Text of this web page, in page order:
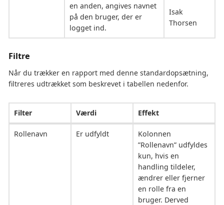
en anden, angives navnet
på den bruger, der er
logget ind.
Isak
Thorsen
Filtre
Når du trækker en rapport med denne standardopsætning,
filtreres udtrækket som beskrevet i tabellen nedenfor.
Filter Værdi Effekt
Rollenavn Er udfyldt
Kolonnen
”Rollenavn” udfyldes
kun, hvis en
handling tildeler,
ændrer eller fjerner
en rolle fra en
bruger. Derved